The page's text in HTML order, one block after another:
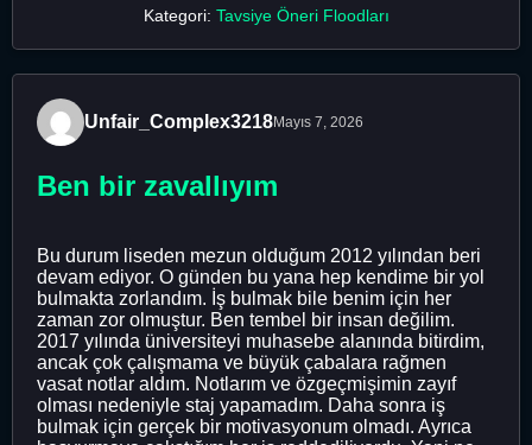
Kategori: Tavsiye Öneri Floodları
Unfair_Complex3218Mayıs 7, 2026
Ben bir zavallıyım
Bu durum liseden mezun olduğum 2012 yılından beri
devam ediyor. O günden bu yana hep kendime bir yol
bulmakta zorlandım. İş bulmak bile benim için her
zaman zor olmuştur. Ben tembel bir insan değilim.
2017 yılında üniversiteyi muhasebe alanında bitirdim,
ancak çok çalışmama ve büyük çabalara rağmen
vasat notlar aldım. Notlarım ve özgeçmişimin zayıf
olması nedeniyle staj yapamadım. Daha sonra iş
bulmak için gerçek bir motivasyonum olmadı. Ayrıca